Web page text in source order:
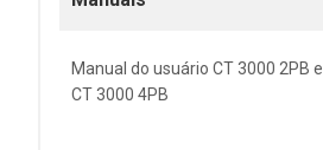
Manual do usuário CT 3000 2PB e
CT 3000 4PB